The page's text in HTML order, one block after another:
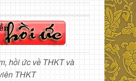
hồi ức về THKT và
THKT